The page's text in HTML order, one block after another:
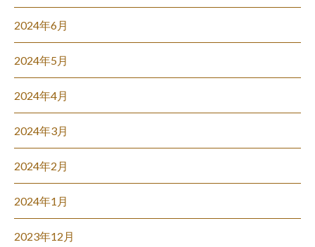
2024年6月
2024年5月
2024年4月
2024年3月
2024年2月
2024年1月
2023年12月